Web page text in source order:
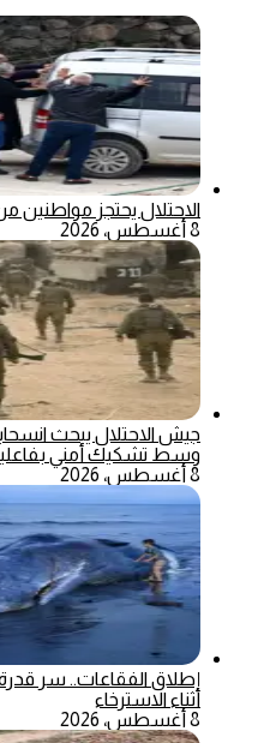
الاحتلال يحتجز مواطنين
8 أغسطس، 2026
جيش الاحتلال يبحث
وسط تشكيك أمني
8 أغسطس، 2026
إطلاق الفقاعات.. سر قدرة
أثناء الاسترخاء
8 أغسطس، 2026